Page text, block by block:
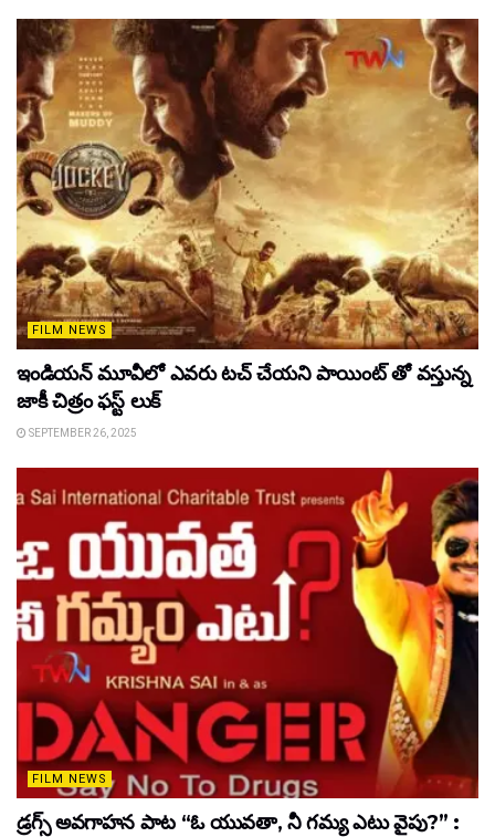
FILM NEWS
ఇండియన్ మూవీలో ఎవరు టచ్ చేయని పాయింట్ తో వస్తున్న
జాకీ చిత్రం ఫస్ట్ లుక్
SEPTEMBER 26, 2025
FILM NEWS
డ్రగ్స్ అవగాహన పాట “ఓ యువతా, నీ గమ్య ఎటు వైపు?” :